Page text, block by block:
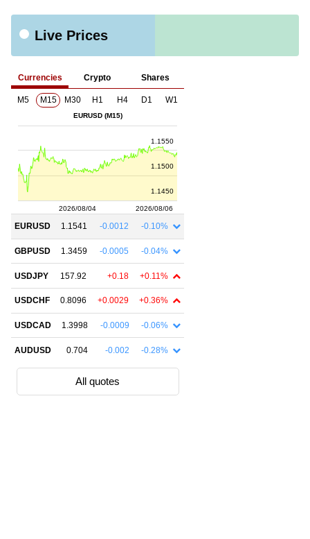
Live Prices